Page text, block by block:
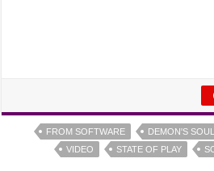
DEMON'S
FROM SOFTWARE
STATE OF PLAY
VIDEO